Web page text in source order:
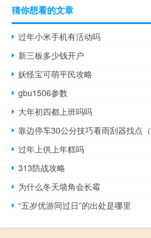
猜你想看的文章
过年小米手机有活动吗
新三板多少钱开户
妖怪宝可萌平民攻略
gbu1506参数
大年初四都上班吗吗
靠边停车30公分技巧看雨刮器找点
过年上供上年糕吗
313防战攻略
为什么冬天墙角会长霉
“五岁优游同过日”的出处是哪里